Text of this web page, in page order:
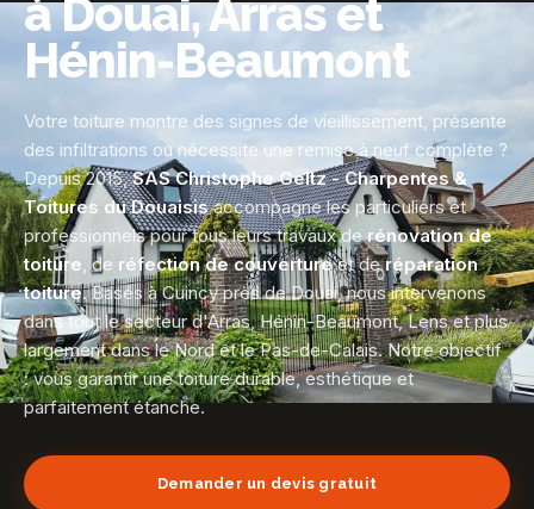
à Douai, Arras et
Hénin-Beaumont
Votre toiture montre des signes de vieillissement, présente
des infiltrations ou nécessite une remise à neuf complète ?
Depuis 2015,SAS Christophe Geltz - Charpentes &
Toitures du Douaisisaccompagne les particuliers et
professionnels pour tous leurs travaux derénovation de
toiture, de réfection de couvertureet deréparation
toiture. Basés à Cuincy près de Douai, nous intervenons
dans tout le secteur d'Arras, Hénin-Beaumont, Lens et plus
largement dans le Nord et le Pas-de-Calais. Notre objectif
: vous garantir une toiture durable, esthétique et
parfaitement étanche.
Demander un devis gratuit